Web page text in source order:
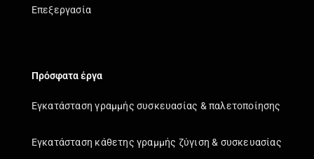
Επεξεργασία
Πρόσφατα έργα
Εγκατάσταση γραμμής συσκευασίας & παλετοποίησης
Εγκατάσταση κάθετης γραμμής ζύγιση & συσκευασίας